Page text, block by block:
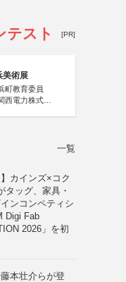
テスト [PR]
美術展
町教育委員
西電力株式会
一覧
】カインズ×コク
タッグ、家具・
ンコンペティシ
Digi Fab
2026」を初
本壮介らが登